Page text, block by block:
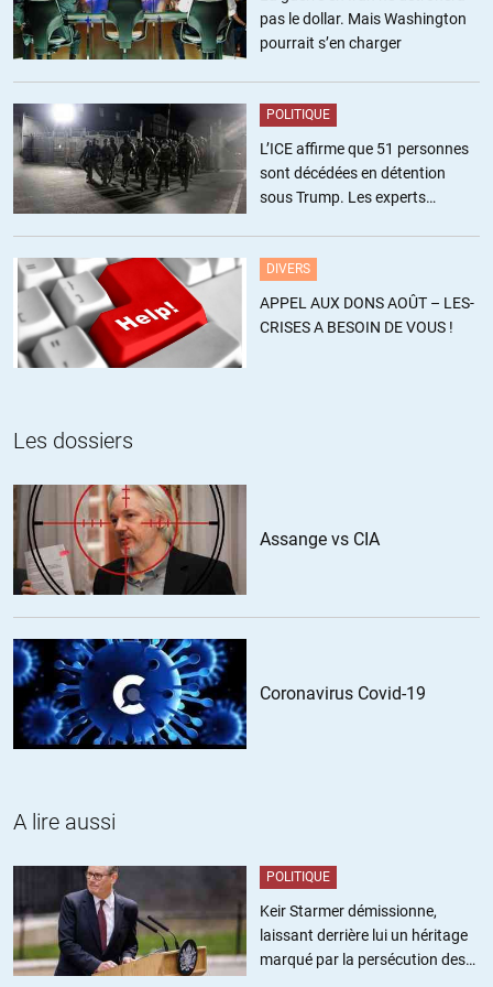
Kiwixar//31.03.2015 à 01h31
« Il y a deux manières de conquérir et asservir une nation. L’une est
par l’épée, l’autre est par la
dette. » John Adams (1735-1826)
équivalent à du vrai travail). Désormais, c’est de l’endettement virtuel
auprès de gens qui n’ont pas vraiment cet argent (des lignes
comptables) mais qui se sont octroyé le contrôle de la création
monétaire illimitée, permettant l’asservissement illimité.
Renaud 2
Oui, il y a peu de chance que les choses changent tant que la
majorité de nos concitoyens n’auront pas fait le rapprochement
monnaie-dette-asservissement. Le pouvoir se situe dans les mains
de ceux qui créent les lignes comptables, à savoir les banques
privées et les banques centrales (sauf que ce sont des banques
vivons dans un féodalisme financier (pour reprendre le titre de l’un
des derniers billets de Dmitry Orlov).
+9 ALERTER
surtout créateur de diversion, offrant aux 2 parties un peu plus de
temps pour préparer et surtout anticiper les conséquences d’un
départ grec de la zone €, la seule issue possible à ce mauvais film.
Aussi vrai que les grecs ne sont pas en mesure de payer leur dette ni
même son service, ils ne pourront pas rester en zone € (n’étant
pas le dollar. Mais Washington
pourrait s’en charger
POLITIQUE
L’ICE affirme que 51 personnes
sont décédées en détention
sous Trump. Les experts
DIVERS
APPEL AUX DONS AOÛT – LES-
CRISES A BESOIN DE VOUS !
Les dossiers
Assange vs CIA
Coronavirus Covid-19
A lire aussi
POLITIQUE
Keir Starmer démissionne,
laissant derrière lui un héritage
marqué par la persécution des